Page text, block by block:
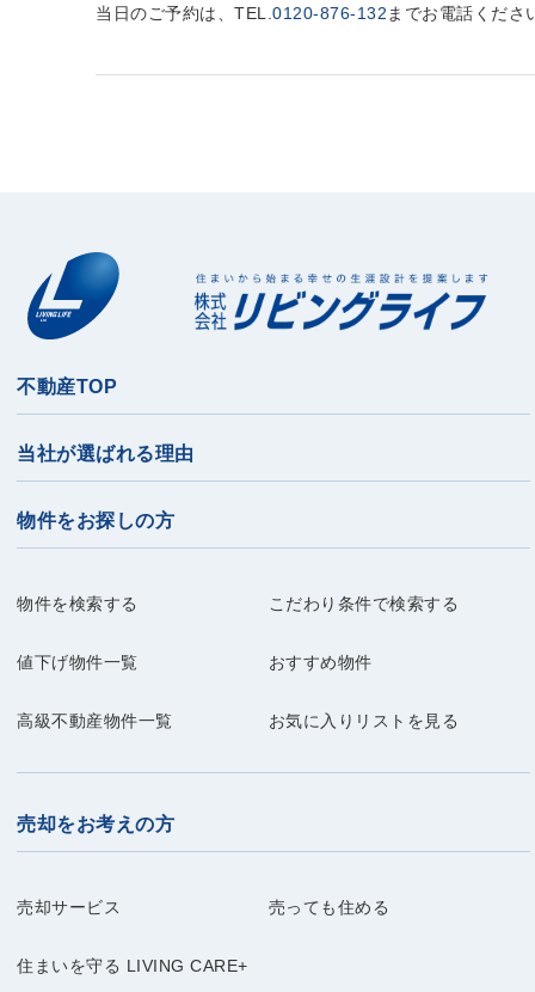
当日のご予約は、TEL.0120-876-132までお電話くださ
不動産TOP
当社が選ばれる理由
物件をお探しの方
物件を検索する こだわり条件で検索する
値下げ物件一覧 おすすめ物件
高級不動産物件一覧 お気に入りリストを見る
売却をお考えの方
売却サービス 売っても住める
住まいを守る LIVING CARE+